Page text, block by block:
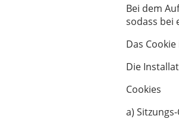
Bei dem
sodass bei
Das
Die
Cookies
a)